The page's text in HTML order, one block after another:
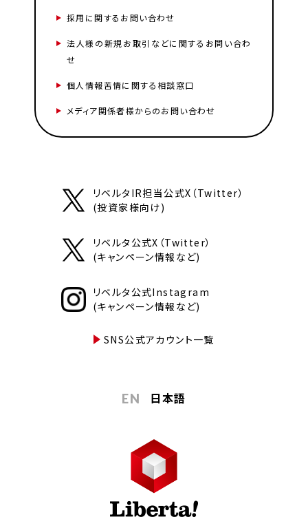
採用に関するお問い合わせ
法人様の新規お取引などに関するお問い合わ
せ
個人情報苦情に関する相談窓口
メディア関係者様からのお問い合わせ
リベルタIR担当公式X（Twitter）
(投資家様向け)
リベルタ公式X（Twitter）
(キャンペーン情報など)
リベルタ公式Instagram
(キャンペーン情報など)
SNS公式アカウント一覧
EN 日本語